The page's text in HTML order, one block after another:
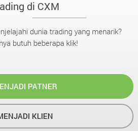
di CXM
dunia trading yang menarik?
butuh beberapa klik!
PATNER
KLIEN